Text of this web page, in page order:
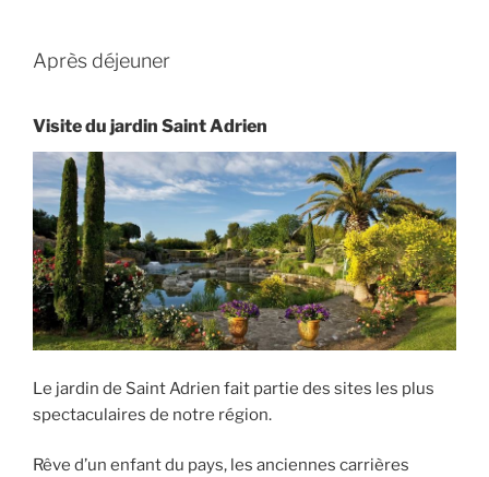
Après déjeuner
Visite du jardin Saint Adrien
Le jardin de Saint Adrien fait partie des sites les plus
spectaculaires de notre région.
Rêve d’un enfant du pays, les anciennes carrières